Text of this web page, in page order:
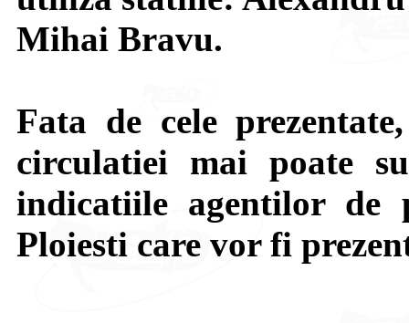
Mihai Bravu.
Fata de cele
circulatiei mai poate
indicatiile agentilor
Ploiesti care vor fi